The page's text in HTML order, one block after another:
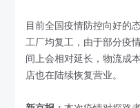
目前全国疫情防控向好的
工厂均复工，由于部分疫
间上会相对延长，物流成
店也在陆续恢复营业。